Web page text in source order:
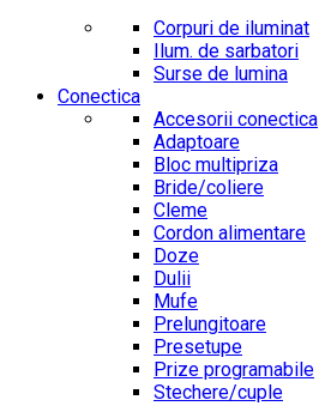
Corpuri de iluminat
Ilum. de sarbatori
Surse de lumina
Conectica
Accesorii conectica
Adaptoare
Bloc multipriza
Bride/coliere
Cleme
Cordon alimentare
Doze
Dulii
Mufe
Prelungitoare
Presetupe
Prize programabile
Stechere/cuple